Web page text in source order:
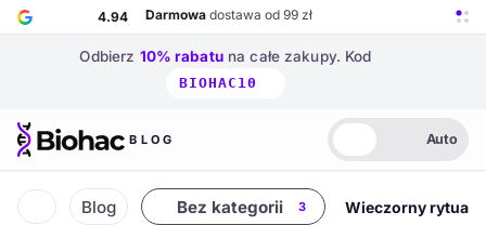
Przejdź do głównej treści
4.94 Darmowa dostawa od 99 zł
Odbierz 10% rabatuna całe zakupy. Kod
BIOHAC10
Biohac – strona główna
BLOG
Ciemny
Auto
Auto
Strona główna
Blog
też w +1 innej kategorii
Bez kategorii 3 Wieczorny rytuał